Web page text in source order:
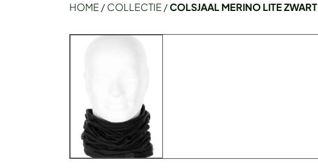
HOME /COLLECTIE /COLSJAAL MERINO LITE ZWART